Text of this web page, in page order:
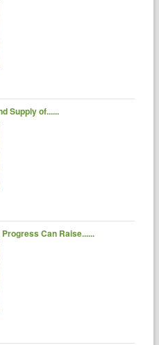
Supply of......
Can Raise......